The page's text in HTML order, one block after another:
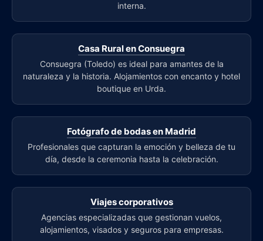
interna.
Casa Rural en Consuegra
Consuegra (Toledo) es ideal para amantes de la
naturaleza y la historia. Alojamientos con encanto y hotel
boutique en Urda.
Fotógrafo de bodas en Madrid
Profesionales que capturan la emoción y belleza de tu
día, desde la ceremonia hasta la celebración.
Viajes corporativos
Agencias especializadas que gestionan vuelos,
alojamientos, visados y seguros para empresas.